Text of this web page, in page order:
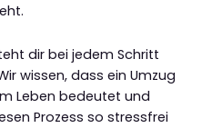
dir bei jedem Schritt
wissen, dass ein Umzug
Leben bedeutet und
Prozess so stressfrei